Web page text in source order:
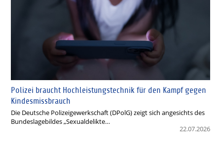
Polizei braucht Hochleistungstechnik für den Kampf gegen
Kindesmissbrauch
Die Deutsche Polizeigewerkschaft (DPolG) zeigt sich angesichts des
Bundeslagebildes „Sexualdelikte…
22.07.2026